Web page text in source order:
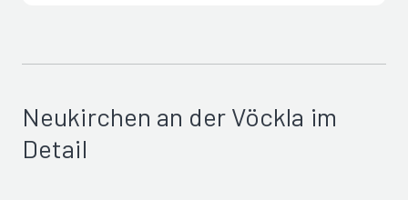
Neukirchen an der Vöckla im
Detail